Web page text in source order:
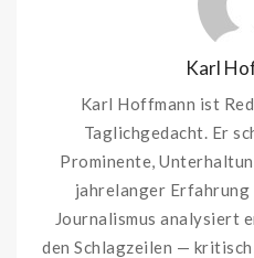
Karl
Karl Hoffmann ist
Taglichgedacht. Er
Prominente,
jahrelanger
Journalismus analysiert
den Schlagzeilen —